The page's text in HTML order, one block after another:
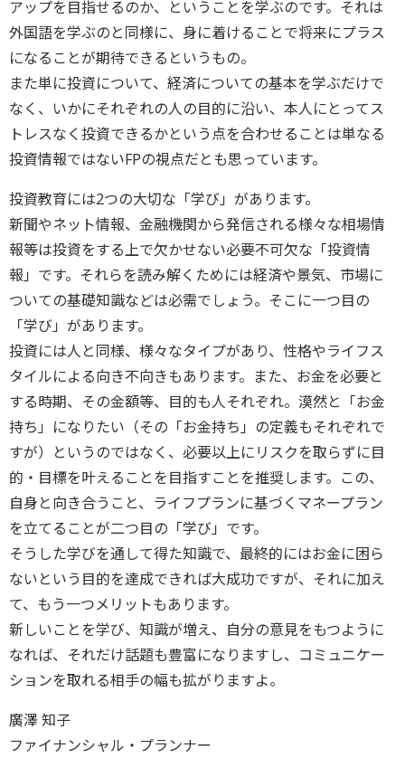
アップを目指せるのか、ということを学ぶのです。それは
外国語を学ぶのと同様に、身に着けることで将来にプラス
になることが期待できるというもの。
また単に投資について、経済についての基本を学ぶだけで
なく、いかにそれぞれの人の目的に沿い、本人にとってス
トレスなく投資できるかという点を合わせることは単なる
投資情報ではないFPの視点だとも思っています。
投資教育には2つの大切な「学び」があります。
新聞やネット情報、金融機関から発信される様々な相場情
報等は投資をする上で欠かせない必要不可欠な「投資情
報」です。それらを読み解くためには経済や景気、市場に
ついての基礎知識などは必需でしょう。そこに一つ目の
「学び」があります。
投資には人と同様、様々なタイプがあり、性格やライフス
タイルによる向き不向きもあります。また、お金を必要と
する時期、その金額等、目的も人それぞれ。漠然と「お金
持ち」になりたい（その「お金持ち」の定義もそれぞれで
すが）というのではなく、必要以上にリスクを取らずに目
的・目標を叶えることを目指すことを推奨します。この、
自身と向き合うこと、ライフプランに基づくマネープラン
を立てることが二つ目の「学び」です。
そうした学びを通して得た知識で、最終的にはお金に困ら
ないという目的を達成できれば大成功ですが、それに加え
て、もう一つメリットもあります。
新しいことを学び、知識が増え、自分の意見をもつように
なれば、それだけ話題も豊富になりますし、コミュニケー
ションを取れる相手の幅も拡がりますよ。
廣澤 知子
ファイナンシャル・プランナー